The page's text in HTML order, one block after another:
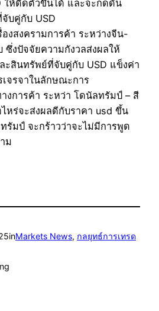
ให้ดีดตัวขึ้นได้ และจะกดดัน
บคู่กับ USD
องสงครามการค้า ระหว่างจีน-
ซึ่งปัจจัยความกังวลส่งผลให้
ะสินทรัพย์ที่จับคู่กับ USD แข็งค่า
จรจาในลักษณะการ
งการค้า ระหว่า โดนัลทรัมป์ – สี
หร่จะส่งผลดีกับราคา usd ขึ้น
มป์ จะกร้าวว่าจะไม่มีการพูด
ม
inMarkets News, กลยุทธ์การเทรด